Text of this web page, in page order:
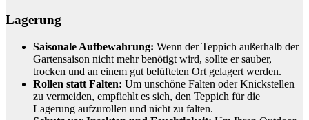
Lagerung
Saisonale Aufbewahrung: Wenn der Teppich außerhalb der
Gartensaison nicht mehr benötigt wird, sollte er sauber,
trocken und an einem gut belüfteten Ort gelagert werden.
Rollen statt Falten: Um unschöne Falten oder Knickstellen
zu vermeiden, empfiehlt es sich, den Teppich für die
Lagerung aufzurollen und nicht zu falten.